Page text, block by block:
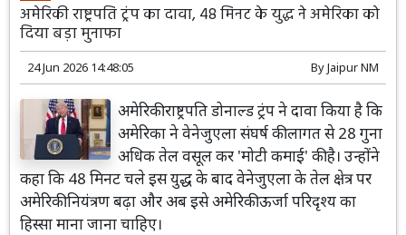
अमेरिकी राष्ट्रपति ट्रंप का दावा, 48 मिनट के युद्ध ने अमेरिका को
दिया बड़ा मुनाफा
24 Jun 2026 14:48:05 ByJaipur NM
अमेरिकी राष्ट्रपति डोनाल्ड ट्रंप ने दावा किया है कि
अमेरिका ने वेनेजुएला संघर्ष की लागत से 28 गुना
अधिक तेल वसूल कर 'मोटी कमाई' की है। उन्होंने
कहा कि 48 मिनट चले इस युद्ध के बाद वेनेजुएला के तेल क्षेत्र पर
अमेरिकी नियंत्रण बढ़ा और अब इसे अमेरिकी ऊर्जा परिदृश्य का
हिस्सा माना जाना चाहिए।